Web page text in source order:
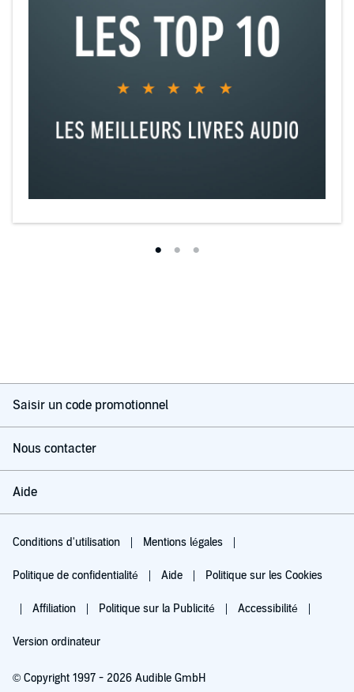
Saisir un code promotionnel
Nous contacter
Aide
Conditions d'utilisation Mentions légales
Politique de confidentialité Aide Politique sur les Cookies
Affiliation Politique sur la Publicité Accessibilité
Version ordinateur
© Copyright 1997 - 2026 Audible GmbH